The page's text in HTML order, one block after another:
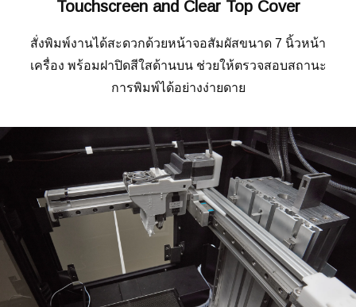
Touchscreen and Clear Top Cover
สั่งพิมพ์งานได้สะดวกด้วยหน้าจอสัมผัสขนาด 7 นิ้วหน้า
เครื่อง พร้อมฝาปิดสีใสด้านบน ช่วยให้ตรวจสอบสถานะ
การพิมพ์ได้อย่างง่ายดาย